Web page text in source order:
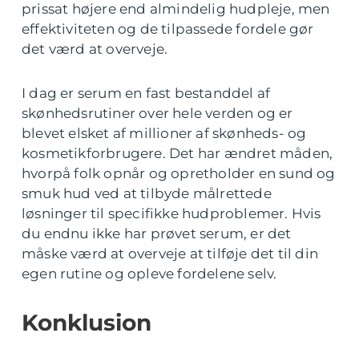
prissat højere end almindelig hudpleje, men
effektiviteten og de tilpassede fordele gør
det værd at overveje.
I dag er serum en fast bestanddel af
skønhedsrutiner over hele verden og er
blevet elsket af millioner af skønheds- og
kosmetikforbrugere. Det har ændret måden,
hvorpå folk opnår og opretholder en sund og
smuk hud ved at tilbyde målrettede
løsninger til specifikke hudproblemer. Hvis
du endnu ikke har prøvet serum, er det
måske værd at overveje at tilføje det til din
egen rutine og opleve fordelene selv.
Konklusion